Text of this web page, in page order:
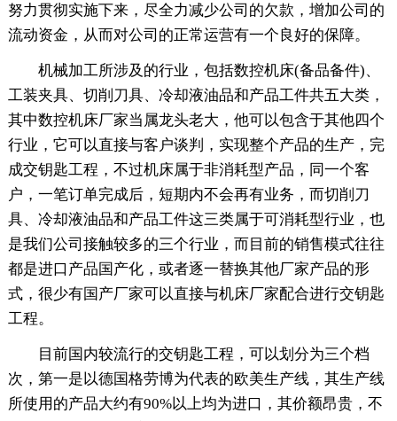
努力贯彻实施下来，尽全力减少公司的欠款，增加公司的
流动资金，从而对公司的正常运营有一个良好的保障。
机械加工所涉及的行业，包括数控机床(备品备件)、
工装夹具、切削刀具、冷却液油品和产品工件共五大类，
其中数控机床厂家当属龙头老大，他可以包含于其他四个
行业，它可以直接与客户谈判，实现整个产品的生产，完
成交钥匙工程，不过机床属于非消耗型产品，同一个客
户，一笔订单完成后，短期内不会再有业务，而切削刀
具、冷却液油品和产品工件这三类属于可消耗型行业，也
是我们公司接触较多的三个行业，而目前的销售模式往往
都是进口产品国产化，或者逐一替换其他厂家产品的形
式，很少有国产厂家可以直接与机床厂家配合进行交钥匙
工程。
目前国内较流行的交钥匙工程，可以划分为三个档
次，第一是以德国格劳博为代表的欧美生产线，其生产线
所使用的产品大约有90%以上均为进口，其价额昂贵，不